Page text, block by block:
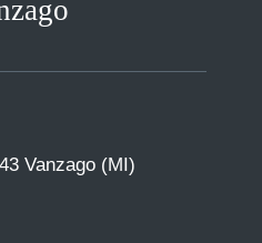
Vanzago (MI)